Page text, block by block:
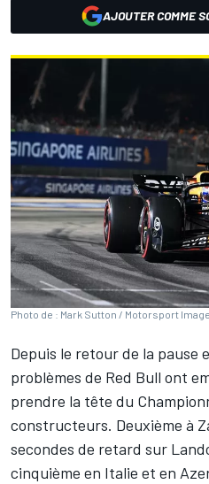
AJOUTER COMME
Photo de : Mark Sutton / Motorsport
Depuis le retour de la pause
problèmes de Red Bull ont
prendre la tête du
constructeurs. Deuxième à
secondes de retard sur
cinquième en Italie et en